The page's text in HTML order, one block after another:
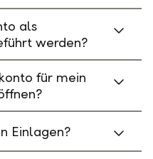
als
werden?
für mein
Einlagen?